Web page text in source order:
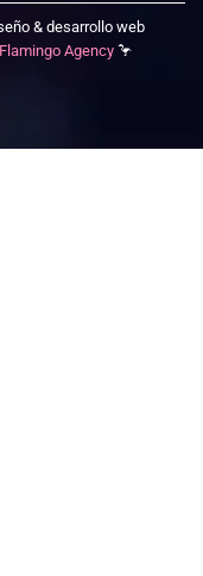
& desarrollo web
Flamingo Agency🦩